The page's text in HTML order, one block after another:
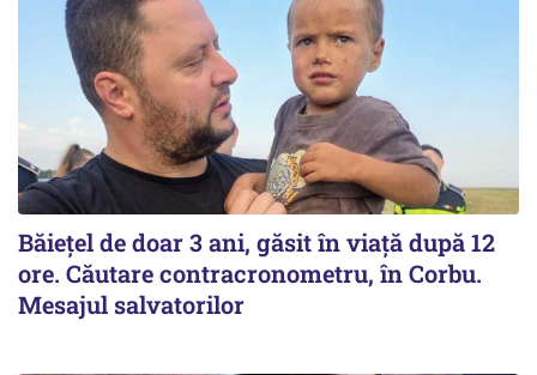
Băiețel de doar 3 ani, găsit în viață după 12
ore. Căutare contracronometru, în Corbu.
Mesajul salvatorilor